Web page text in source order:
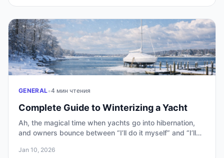
GENERAL•4 мин чтения
Complete Guide to Winterizing a Yacht
Ah, the magical time when yachts go into hibernation,
and owners bounce between “I’ll do it myself” and “I’ll
the drama. Here’s your complete guide to winterizing a
Jan 10, 2026